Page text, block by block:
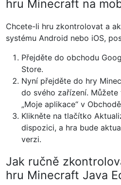
hru Minecraft na
Chcete-li hru zkontrolovat a
systému Android nebo iOS,
Přejděte do obchodu
Store.
Nyní přejděte do hry
do svého zařízení.
„Moje aplikace“ v
Klikněte na tlačítko
dispozici, a hra bude
verzi.
Jak ručně
hru Minecraft Java